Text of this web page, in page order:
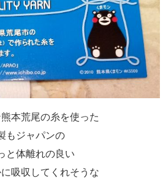
本荒尾の糸を使った
もジャパンの
と体離れの良い
吸収してくれそうな